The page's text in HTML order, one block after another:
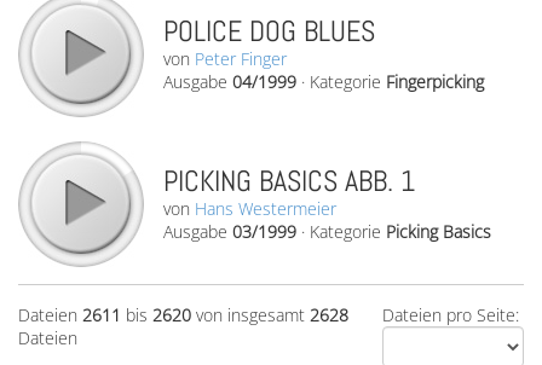
POLICE DOG BLUES
von Peter Finger
Ausgabe 04/1999 · Kategorie Fingerpicking
PICKING BASICS ABB. 1
von Hans Westermeier
Ausgabe 03/1999 · Kategorie Picking Basics
Dateien pro Seite:
Dateien 2611 bis 2620 von insgesamt 2628
Dateien